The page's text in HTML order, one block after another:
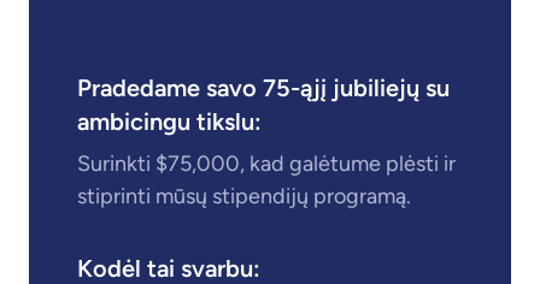
Pradedame savo 75-ąjį jubiliejų su
ambicingu tikslu:
Surinkti $75,000, kad galėtume plėsti ir
stiprinti mūsų stipendijų programą.
Kodėl tai svarbu: